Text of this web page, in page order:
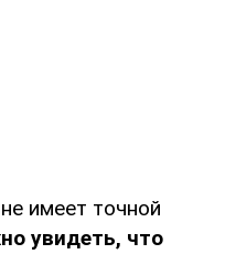
имеет точной
увидеть, что